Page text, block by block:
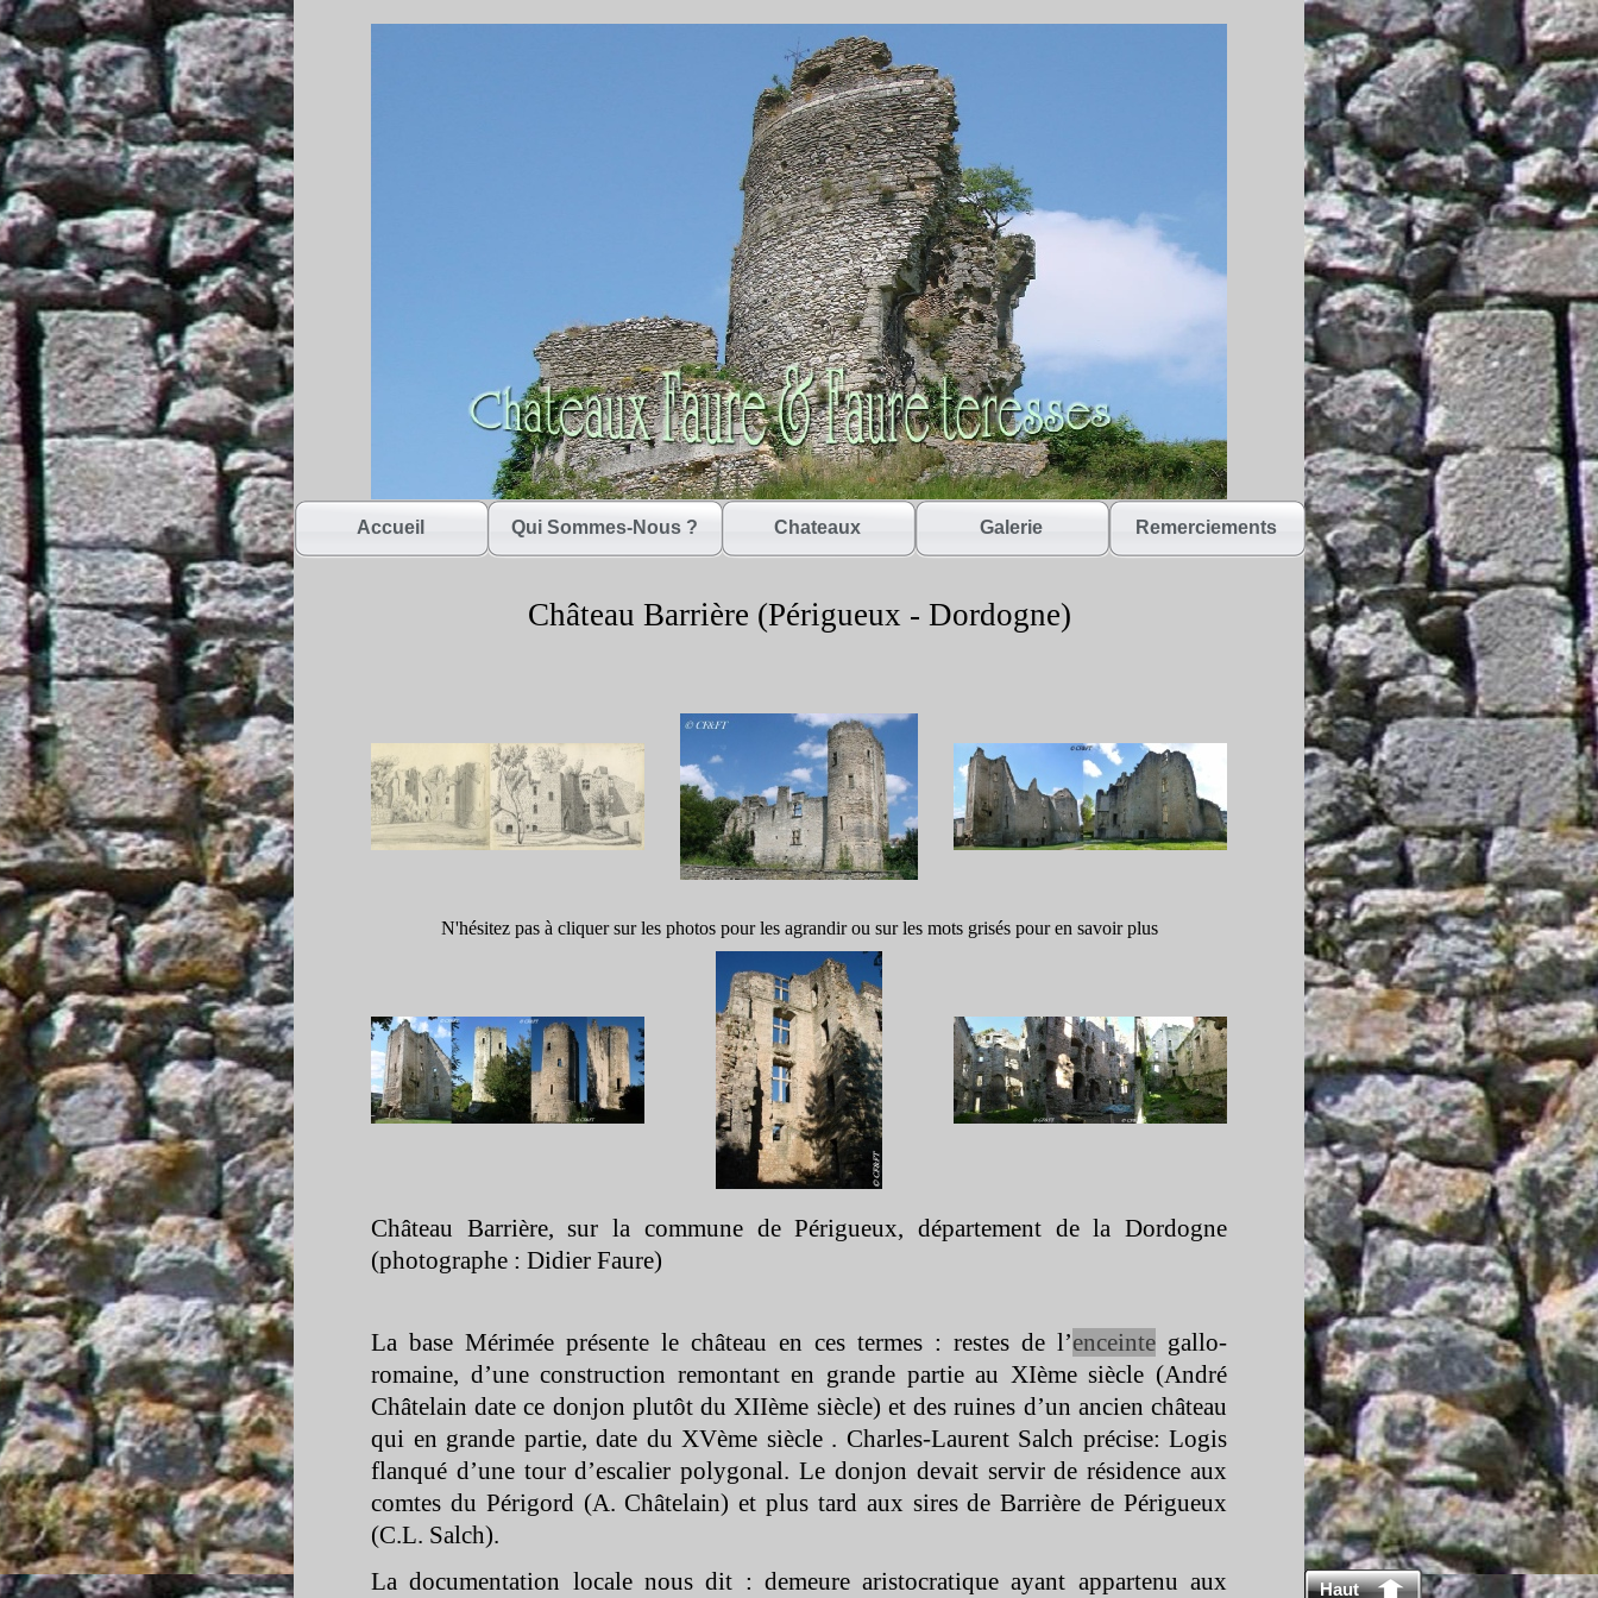
Accueil Qui Sommes-Nous ? Chateaux Galerie Remerciements
Château Barrière (Périgueux - Dordogne)
Haut
N'hésitez pas à cliquer sur les photos pour les agrandir ou sur les mots grisés pour en savoir plus
Château Barrière, sur la commune de Périgueux, département de la Dordogne
(photographe : Didier Faure)
La base Mérimée présente le château en ces termes : restes de l’enceinte gallo-
romaine, d’une construction remontant en grande partie au XIème siècle (André
Châtelain date ce donjon plutôt du XIIème siècle) et des ruines d’un ancien château
qui en grande partie, date du XVème siècle . Charles-Laurent Salch précise: Logis
flanqué d’une tour d’escalier polygonal. Le donjon devait servir de résidence aux
comtes du Périgord (A. Châtelain) et plus tard aux sires de Barrière de Périgueux
(C.L. Salch).
La documentation locale nous dit : demeure aristocratique ayant appartenu aux